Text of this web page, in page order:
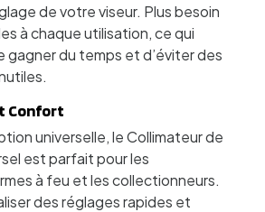
de votre viseur. Plus besoin
à chaque utilisation, ce qui
gagner du temps et d’éviter des
Confort
universelle, le Collimateur de
est parfait pour les
à feu et les collectionneurs.
des réglages rapides et